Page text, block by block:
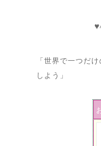
「世界で一つだ
しよう」